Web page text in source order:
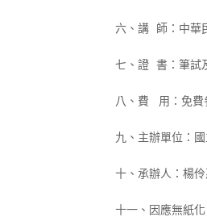
六、 講 師：中華
七、 證 書：筆試
八、 費 用： 免費
九、 主辦單位：
十、 承辦人：楊
十一、 因應無紙